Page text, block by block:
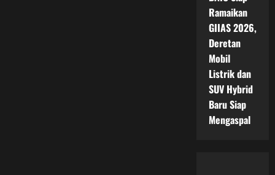
Ramaikan
GIIAS 2026,
Deretan
Mobil
Listrik dan
SUV Hybrid
Baru Siap
Mengaspal